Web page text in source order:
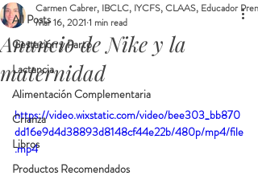
All Posts
Gestación y Parto
Lactancia
Alimentación Complementaria
Crianza
Libros
Productos Recomendados
Anuncio de Nike y la
maternidad
Carmen Cabrer, IBCLC, IYCFS, CLAAS, Educador
Mar 16, 2021 1 min read
https://video.wixstatic.com/video/bee303_bb870
dd16e9d4d38893d8148cf44e22b/480p/mp4/file
.mp4